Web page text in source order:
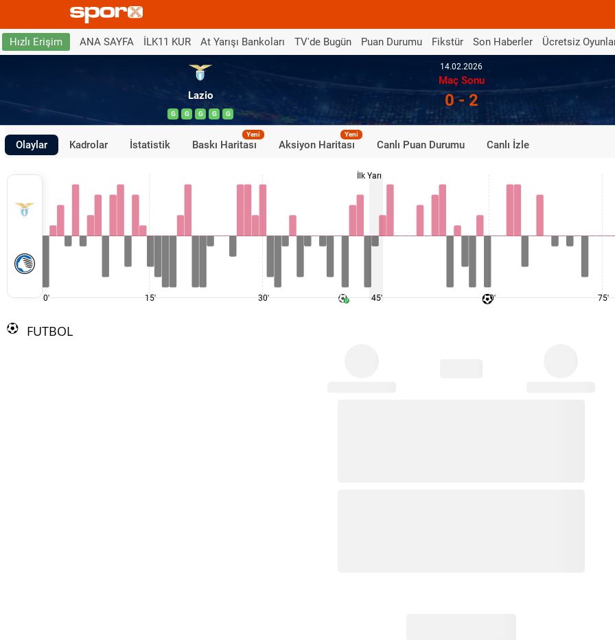
Hızlı Erişim ANA SAYFA İLK11 KUR At Yarışı Bankoları TV'de Bugün Puan Durumu Fikstür Son Haberler Ücretsiz
Lazio
G G G G G
14.02.2026
Maç Sonu
0 - 2
Olaylar Kadrolar İstatistik Baskı Haritası
Yeni
Aksiyon Haritası
Yeni
Canlı Puan Durumu Canlı İzle
0' 15' 30'
İlk Yarı
45' 60' 75'
FUTBOL